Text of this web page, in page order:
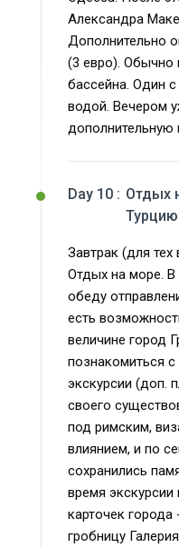
Александра
Дополнительно
(3 евро). Обычно
бассейна. Один с
водой. Вечером
дополнительную
Day 10 : Отдых
Турцию
Завтрак (для
Отдых на море. В
обеду
есть
величине город
познакомиться
экскурсии (доп.
своего
под римским,
влиянием, и по
сохранились
время
карточек
гробницу